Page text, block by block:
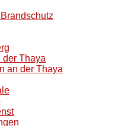
Thaya
an der Thaya